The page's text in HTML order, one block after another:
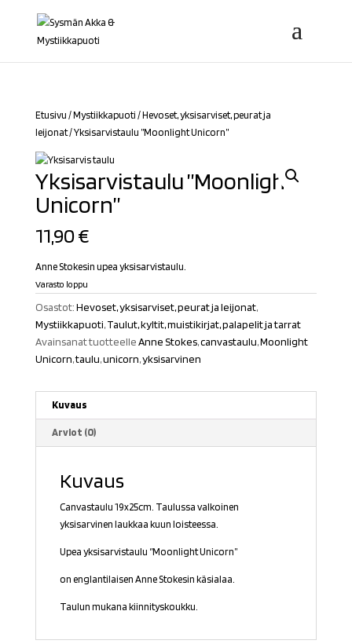
Etusivu /Mystiikkapuoti /Hevoset, yksisarviset, peurat ja
leijonat/ Yksisarvistaulu ”Moonlight Unicorn”
Yksisarvistaulu ”Moonlight
Unicorn”
11,90€
Anne Stokesin upea yksisarvistaulu.
Varasto loppu
Osastot:Hevoset, yksisarviset, peurat ja leijonat,
Mystiikkapuoti,Taulut, kyltit, muistikirjat, palapelit ja tarrat
Avainsanat tuotteelleAnne Stokes,canvastaulu,Moonlight
Unicorn,taulu,unicorn,yksisarvinen
Kuvaus
Arviot (0)
Kuvaus
Canvastaulu 19x25cm. Taulussa valkoinen
yksisarvinen laukkaa kuun loisteessa.
Upea yksisarvistaulu ‘’Moonlight Unicorn”
on englantilaisen Anne Stokesin käsialaa.
Taulun mukana kiinnityskoukku.